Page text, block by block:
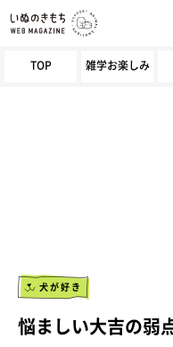
TOP 雑学お楽しみ
犬が好き
悩ましい大吉の弱